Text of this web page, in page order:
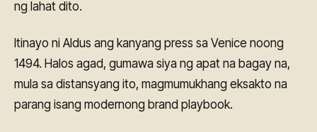
ng lahat dito.
Itinayo ni Aldus ang kanyang press sa Venice noong
1494. Halos agad, gumawa siya ng apat na bagay na,
mula sa distansyang ito, magmumukhang eksakto na
parang isang modernong brand playbook.